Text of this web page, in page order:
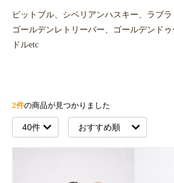
ピットブル、シベリアンハスキー、ラブラ
ゴールデンレトリーバー、ゴールデンド
ドルetc
2件の商品が見つかりました